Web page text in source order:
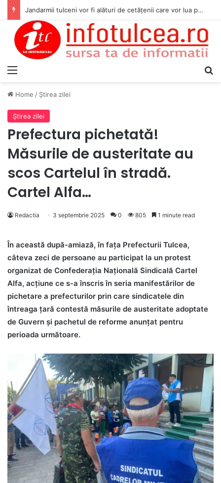
Jandarmii tulceni vor fi alături de cetățenii care vor lua parte la Festivalul Folk Țestos
Home / Ştirea zilei
Ştirea zilei
Prefectura pichetată!
Măsurile de austeritate au
scos Cartelul în stradă.
Cartel Alfa…
Redactia 3 septembrie 2025 0 805 1 minute read
În această după-amiază, în fața Prefecturii Tulcea,
câteva zeci de persoane au participat la un protest
organizat de Confederația Națională Sindicală Cartel
Alfa, acțiune ce s-a înscris în seria manifestărilor de
pichetare a prefecturilor prin care sindicatele din
întreaga țară contestă măsurile de austeritate adoptate
de Guvern și pachetul de reforme anunțat pentru
perioada următoare.